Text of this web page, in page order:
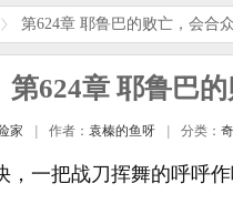
第624章 耶鲁巴的败亡，会合
第624章 耶鲁巴
家 作者： 袁榛的鱼呀 分类：
一把战刀挥舞的呼呼